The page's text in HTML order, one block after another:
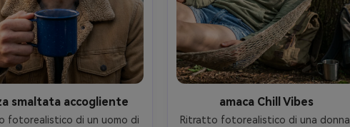
smaltata accogliente
fotorealistico di un uomo di
amaca Chill Vibes
Ritratto fotorealistico di una donna